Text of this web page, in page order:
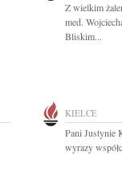
Z wielkim
med.
Bliskim...
KIELCE
Pani Justynie
wyrazy